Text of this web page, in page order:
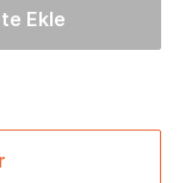
Ekle